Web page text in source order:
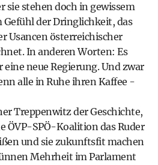
sie stehen doch in gewissem
Gefühl der Dringlichkeit, das
Usancen österreichischer
In anderen Worten: Es
eine neue ­Regierung. Und zwar
alle in Ruhe ihren Kaffee
Treppenwitz der Geschichte,
ÖVP-SPÖ-Koalition das Ruder
und sie zukunftsfit machen
Mehrheit im Parlament